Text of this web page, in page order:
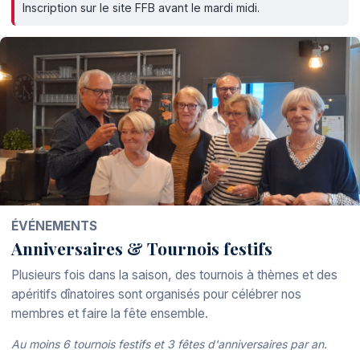
Inscription sur le site FFB avant le mardi midi.
ÉVÉNEMENTS
Anniversaires & Tournois festifs
Plusieurs fois dans la saison, des tournois à thèmes et des
apéritifs dînatoires sont organisés pour célébrer nos
membres et faire la fête ensemble.
Au moins 6 tournois festifs et 3 fêtes d'anniversaires par an.